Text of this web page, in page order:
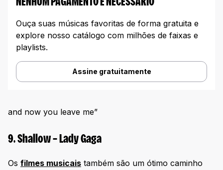
NENHUM PAGAMENTO E NECESSARIO
Ouça suas músicas favoritas de forma gratuita e
explore nosso catálogo com milhões de faixas e
playlists.
Assine gratuitamente
and now you leave me”
9. Shallow – Lady Gaga
Os filmes musicais também são um ótimo caminho